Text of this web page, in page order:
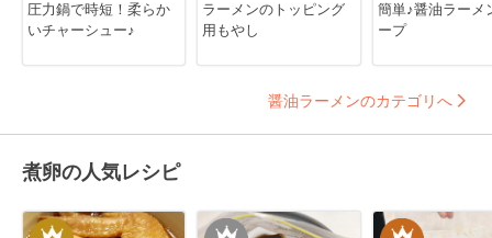
圧力鍋で時短！柔らか
いチャーシュー♪
ラーメンのトッピング
用もやし
簡単♪醤油ラー
ープ
醤油ラーメンのカテゴリへ
煮卵の人気レシピ